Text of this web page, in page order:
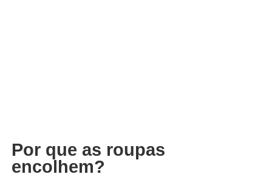
Por que as roupas
encolhem?